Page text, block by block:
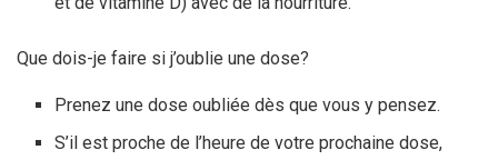
Que dois-je faire si j’oublie une dose?
Prenez une dose oubliée dès que vous y pensez.
S’il est proche de l’heure de votre prochaine dose,